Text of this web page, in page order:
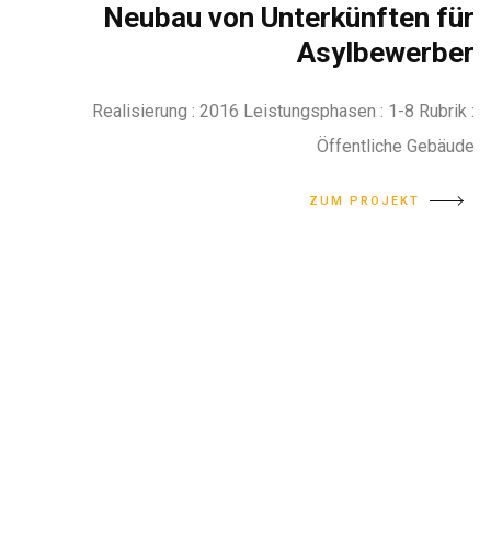
Neubau von Unterkünften für
Asylbewerber
Realisierung : 2016 Leistungsphasen : 1-8 Rubrik :
Öffentliche Gebäude
ZUM PROJEKT